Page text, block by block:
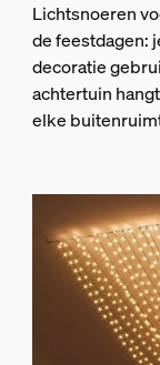
Lichtsnoeren
de feestdagen:
decoratie
achtertuin
elke